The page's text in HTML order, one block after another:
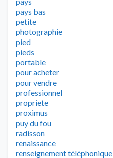
pays bas
petite
photographie
pied
pieds
portable
pour acheter
pour vendre
professionnel
propriete
proximus
puy du fou
radisson
renaissance
renseignement téléphonique